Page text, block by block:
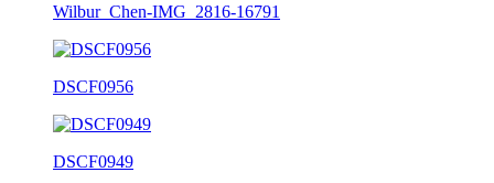
Wilbur_Chen-IMG_2816-16791
DSCF0956
DSCF0949